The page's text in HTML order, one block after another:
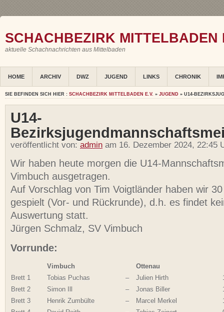
SCHACHBEZIRK MITTELBADEN
aktuelle Schachnachrichten aus Mittelbaden
HOME ARCHIV DWZ JUGEND LINKS CHRONIK
SIE BEFINDEN SICH HIER : SCHACHBEZIRK MITTELBADEN E.V. » JUGEND » U14-
U14-
veröffentlicht von: admin am 16. Dezember 2024, 22:45
Wir haben heute morgen die U14-
Vimbuch ausgetragen.
Auf Vorschlag von Tim Voigtländer haben wir
gespielt (Vor- und Rückrunde), d.h. es findet
Auswertung statt.
Jürgen Schmalz, SV Vimbuch
Vorrunde:
Vimbuch
Ottenau
Brett 1
Tobias Puchas – Julien Hirth
Brett 2
Simon Ill – Jonas Biller
Brett 3
Henrik Zumbülte – Marcel Merkel